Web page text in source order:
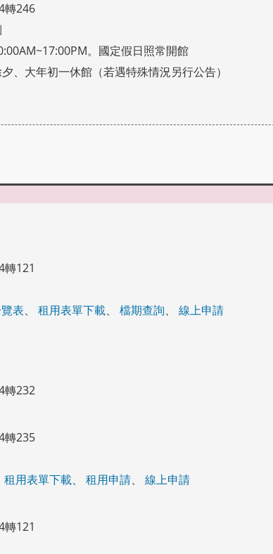
轉246
。國定假日照常開館
、大年初一休館（若遇特殊情況另行公告）
轉121
表、 租用表單下載、 檔期查詢、 線上申請
轉232
轉235
租用表單下載、 租用申請、 線上申請
轉121